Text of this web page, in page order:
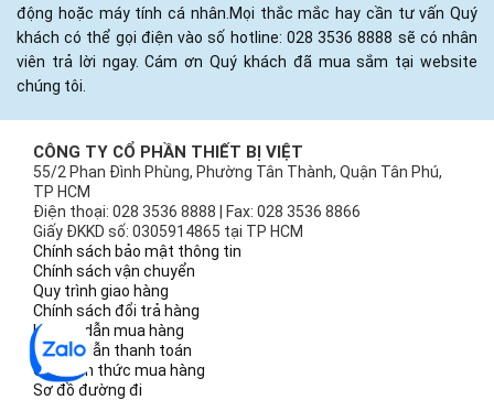
động hoặc máy tính cá nhân.Mọi thắc mắc hay cần tư vấn Quý
khách có thể gọi điện vào số hotline: 028 3536 8888 sẽ có nhân
viên trả lời ngay. Cám ơn Quý khách đã mua sắm tại website
chúng tôi.
CÔNG TY CỔ PHẦN THIẾT BỊ VIỆT
55/2 Phan Đình Phùng, Phường Tân Thành, Quận Tân Phú,
TP HCM
Điện thoại: 028 3536 8888 | Fax: 028 3536 8866
Giấy ĐKKD số: 0305914865 tại TP HCM
Chính sách bảo mật thông tin
Chính sách vận chuyển
Quy trình giao hàng
Chính sách đổi trả hàng
Hướng dẫn mua hàng
Hướng dẫn thanh toán
Các hình thức mua hàng
Sơ đồ đường đi